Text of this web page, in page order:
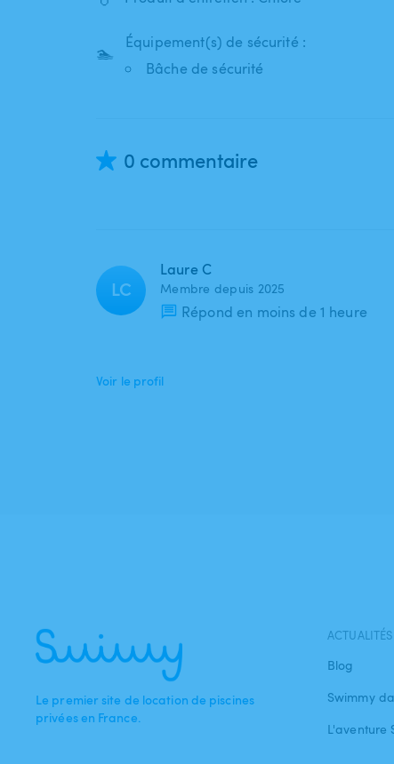
🏊
Équipement(s) de sécurité :
Bâche de sécurité
0 commentaire
LC
Laure C
Membre depuis 2025
Répond en moins de 1 heure
Voir le profil
Le premier site de location de piscines
privées en France.
ACTUALITÉS
Blog
Swimmy
L'aventure